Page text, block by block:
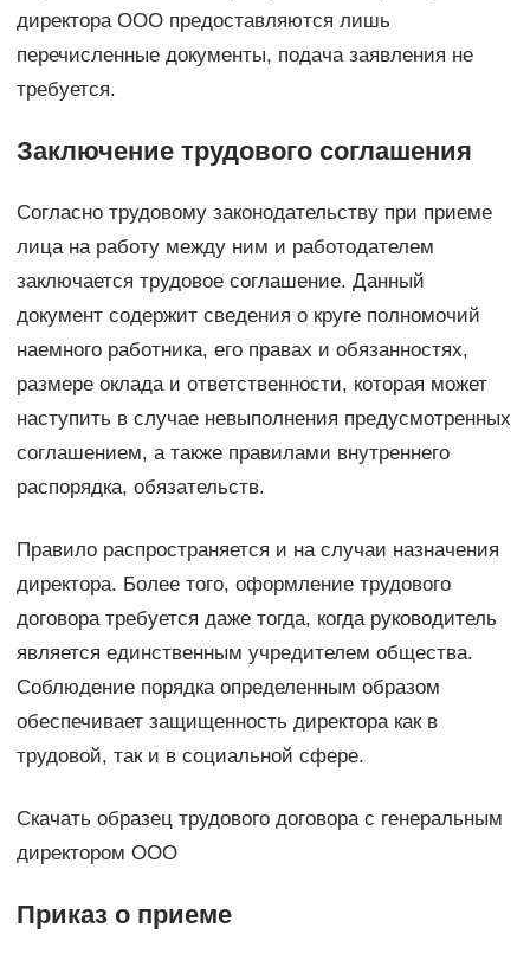
директора ООО предоставляются лишь
перечисленные документы, подача заявления не
требуется.
Заключение трудового соглашения
Согласно трудовому законодательству при приеме
лица на работу между ним и работодателем
заключается трудовое соглашение. Данный
документ содержит сведения о круге полномочий
наемного работника, его правах и обязанностях,
размере оклада и ответственности, которая может
наступить в случае невыполнения предусмотренных
соглашением, а также правилами внутреннего
распорядка, обязательств.
Правило распространяется и на случаи назначения
директора. Более того, оформление трудового
договора требуется даже тогда, когда руководитель
является единственным учредителем общества.
Соблюдение порядка определенным образом
обеспечивает защищенность директора как в
трудовой, так и в социальной сфере.
Скачать образец трудового договора с генеральным
директором ООО
Приказ о приеме